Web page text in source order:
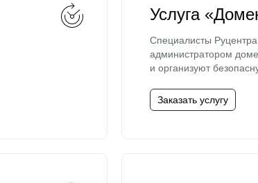
Услуга
Специалисты
администратором
и организуют
Заказать услугу